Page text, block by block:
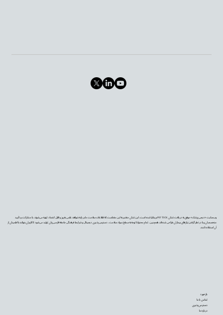
وب‌سایت «دیجی‌پزشک» موفق به دریافت نشان PIF TICK بریتانیا شده است. این نشان معتبر به این معناست که اطلاعات سلامت ما بر پایه شواهد علمی به‌روز و قابل اعتماد تهیه می‌شوند، با مشارکت و تأیید
متخصصان و با در نظر گرفتن نیازهای بیماران طراحی شده‌اند. همچنین، تمام محتوا با توجه به سطح سواد سلامت، دسترس‌پذیری دیجیتال و شرایط فرهنگی جامعه فارسی‌زبان تولید می‌شود تا کاربران بتوانند با اطمینان از
آن استفاده کنند.
بازخورد
تماس با ما
دسترس‌پذیری
درباره ما